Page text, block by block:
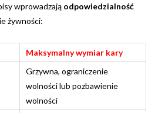
wprowadzają odpowiedzialność
żywności:
Maksymalny wymiar kary
Grzywna, ograniczenie
wolności lub pozbawienie
wolności